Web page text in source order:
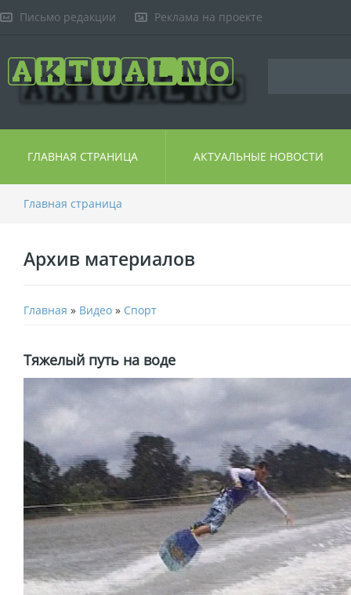
Письмо редакции Реклама на проекте
ГЛАВНАЯ СТРАНИЦА АКТУАЛЬНЫЕ НОВОСТИ
Главная страница
Архив материалов
Главная » Видео » Спорт
Тяжелый путь на воде